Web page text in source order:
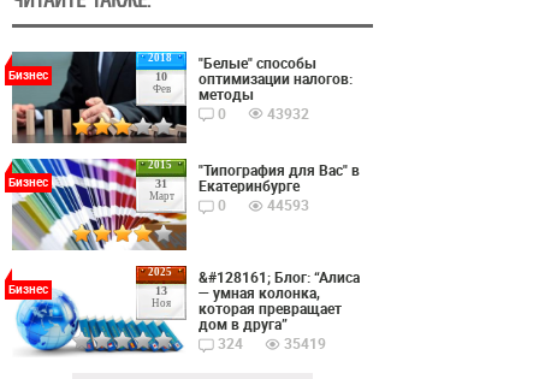
2018
10
Фев
Бизнес
"Белые" способы
оптимизации налогов:
методы
0
43932
2015
31
Март
Бизнес
"Типография для Вас" в
Екатеринбурге
0
44593
2025
13
Ноя
Бизнес
&#128161; Блог: “Алиса
— умная колонка,
которая превращает
дом в друга”
324
35419